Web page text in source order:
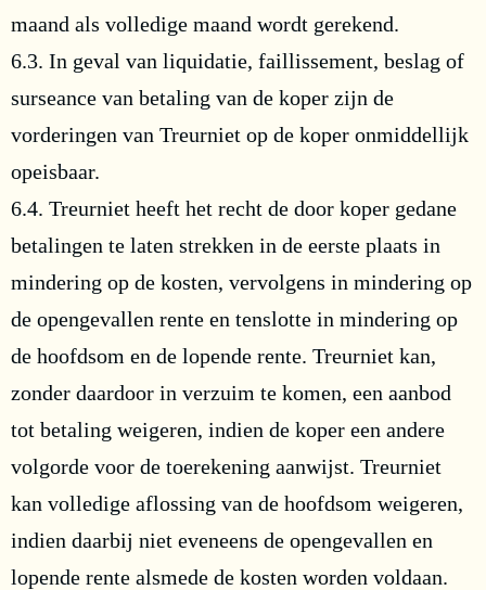
maand als volledige maand wordt gerekend.
6.3. In geval van liquidatie, faillissement, beslag of
surseance van betaling van de koper zijn de
vorderingen van Treurniet op de koper onmiddellijk
opeisbaar.
6.4. Treurniet heeft het recht de door koper gedane
betalingen te laten strekken in de eerste plaats in
mindering op de kosten, vervolgens in mindering op
de opengevallen rente en tenslotte in mindering op
de hoofdsom en de lopende rente. Treurniet kan,
zonder daardoor in verzuim te komen, een aanbod
tot betaling weigeren, indien de koper een andere
volgorde voor de toerekening aanwijst. Treurniet
kan volledige aflossing van de hoofdsom weigeren,
indien daarbij niet eveneens de opengevallen en
lopende rente alsmede de kosten worden voldaan.